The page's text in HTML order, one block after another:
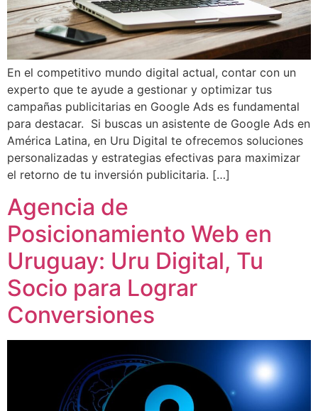
En el competitivo mundo digital actual, contar con un
experto que te ayude a gestionar y optimizar tus
campañas publicitarias en Google Ads es fundamental
para destacar. Si buscas un asistente de Google Ads en
América Latina, en Uru Digital te ofrecemos soluciones
personalizadas y estrategias efectivas para maximizar
el retorno de tu inversión publicitaria. […]
Agencia de
Posicionamiento Web en
Uruguay: Uru Digital, Tu
Socio para Lograr
Conversiones